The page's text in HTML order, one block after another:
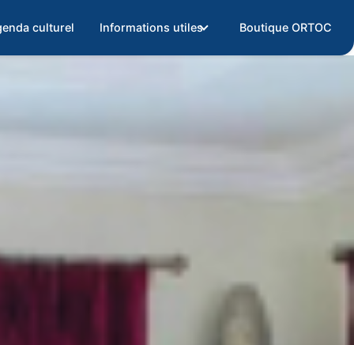
culturel Informations utiles Boutique ORTOC